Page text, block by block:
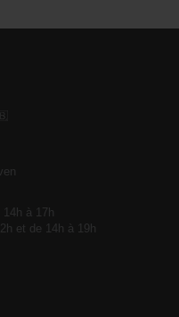
à 17h
et de 14h à 19h